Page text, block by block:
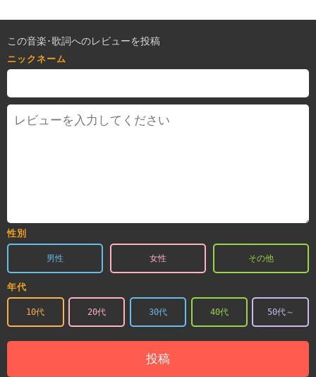
この音楽･歌詞へのレビューを投稿
ニックネーム
性別
男性 女性 その他
年代
10代 20代 30代 40代 50代～
投稿